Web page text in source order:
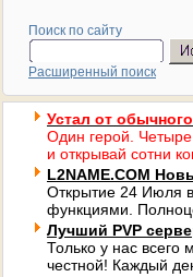
Поиск по сайту
Расширенный поиск
Устал от
Один герой.
и открывай сотни
L2NAME.COM
Открытие 24 Июля
функциями.
Лучший PVP
Только у нас всего
честной! Каждый